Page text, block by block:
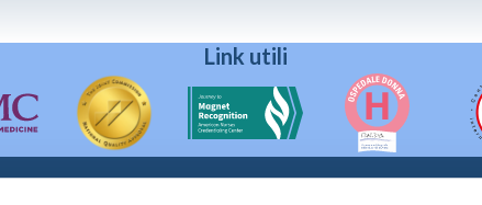
Link utili